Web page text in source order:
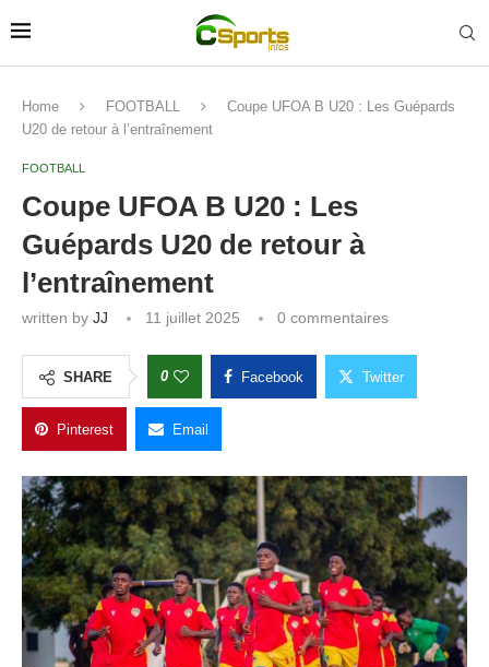
Home FOOTBALL
Coupe UFOA B U20 : Les Guépards
U20 de retour à l’entraînement
FOOTBALL
Coupe UFOA B U20 : Les
Guépards U20 de retour à
l’entraînement
written by JJ 11 juillet 2025 0 commentaires
SHARE 0 Facebook Twitter
Pinterest Email